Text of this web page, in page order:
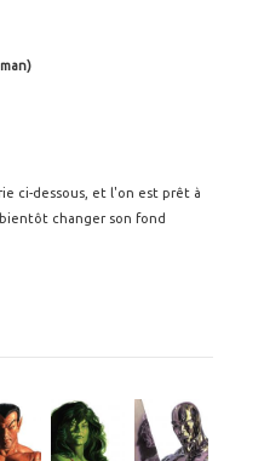
ci-dessous, et l'on est prêt à
changer son fond